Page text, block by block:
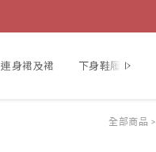
連身裙及裙 下身鞋履
全部商品 >